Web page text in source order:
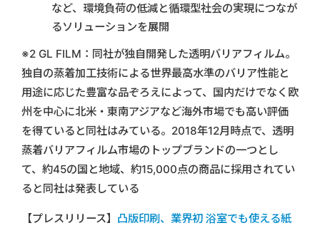
など、環境負荷の低減と循環型社会の実現につなが
るソリューションを展開
※2 GL FILM：同社が独自開発した透明バリアフィルム。
独自の蒸着加工技術による世界最高水準のバリア性能と
用途に応じた豊富な品ぞろえによって、国内だけでなく欧
州を中心に北米・東南アジアなど海外市場でも高い評価
を得ていると同社はみている。2018年12月時点で、透明
蒸着バリアフィルム市場のトップブランドの一つとし
て、約45の国と地域、約15,000点の商品に採用されてい
ると同社は発表している
【プレスリリース】 凸版印刷、業界初 浴室でも使える紙